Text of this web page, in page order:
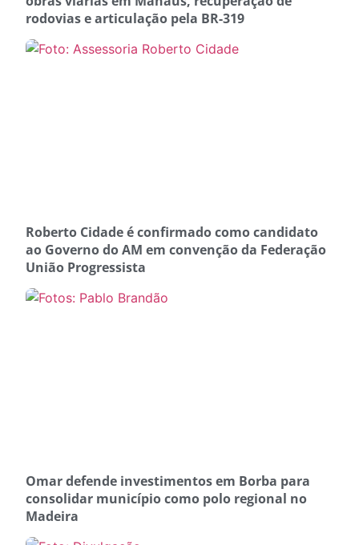
rodovias e articulação pela BR-319
Roberto Cidade é confirmado como candidato
ao Governo do AM em convenção da Federação
União Progressista
Omar defende investimentos em Borba para
consolidar município como polo regional no
Madeira